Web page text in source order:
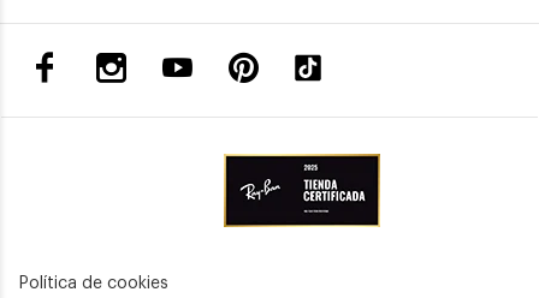
Política de cookies